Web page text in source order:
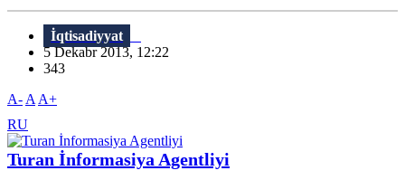
İqtisadiyyat
5 Dekabr 2013, 12:22
343
A- A A+
RU
Turan İnformasiya Agentliyi